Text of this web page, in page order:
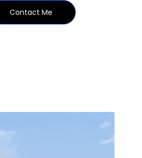
Contact Me